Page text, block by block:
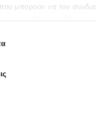
που μπορούν να τον
σχετικά με την
στους